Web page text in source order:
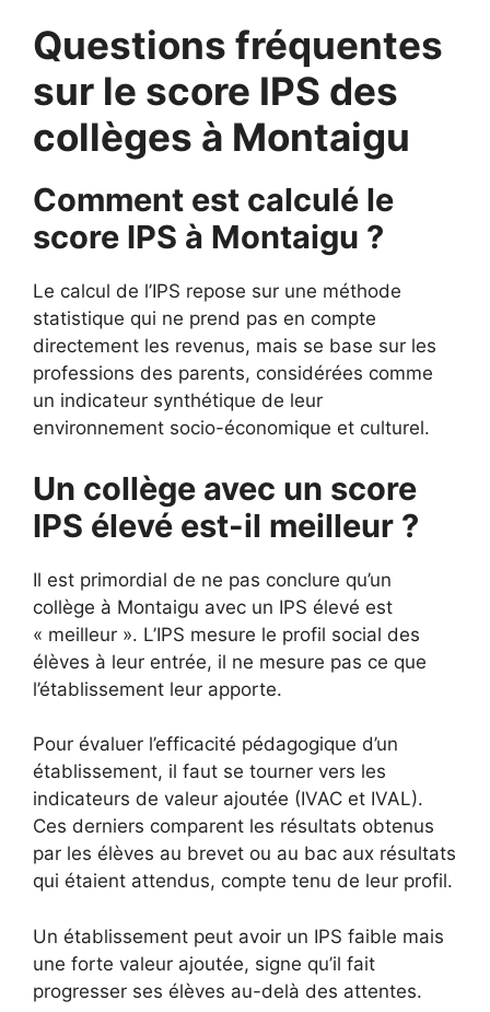
Questions fréquentes
sur le score IPS des
collèges à Montaigu
Comment est calculé le
score IPS à Montaigu ?
Le calcul de l’IPS repose sur une méthode
statistique qui ne prend pas en compte
directement les revenus, mais se base sur les
professions des parents, considérées comme
un indicateur synthétique de leur
environnement socio-économique et culturel.
Un collège avec un score
IPS élevé est-il meilleur ?
Il est primordial de ne pas conclure qu’un
collège à Montaigu avec un IPS élevé est
« meilleur ». L’IPS mesure le profil social des
élèves à leur entrée, il ne mesure pas ce que
l’établissement leur apporte.
Pour évaluer l’efficacité pédagogique d’un
établissement, il faut se tourner vers les
indicateurs de valeur ajoutée (IVAC et IVAL).
Ces derniers comparent les résultats obtenus
par les élèves au brevet ou au bac aux résultats
qui étaient attendus, compte tenu de leur profil.
Un établissement peut avoir un IPS faible mais
une forte valeur ajoutée, signe qu’il fait
progresser ses élèves au-delà des attentes.